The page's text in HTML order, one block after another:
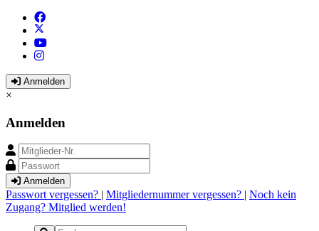
Anmelden
×
Anmelden
Anmelden
Passwort vergessen? | Mitgliedernummer vergessen? | Noch kein
Zugang? Mitglied werden!